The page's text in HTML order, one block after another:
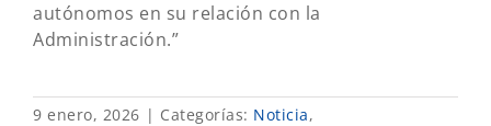
autónomos en su relación con la
Administración.”
9 enero, 2026 | Categorías: Noticia,